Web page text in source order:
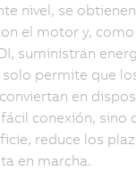
nivel, se
el motor y,
suministran
solo permite que
en
conexión, sino
reduce los
en marcha.